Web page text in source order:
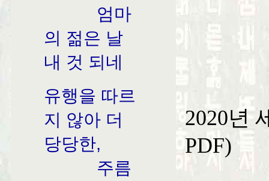
엄마
의 젊은 날
내 것 되네
유행을 따르
지 않아 더
당당한,
주름
2020년
PDF)